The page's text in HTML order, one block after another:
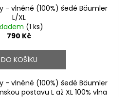
- vlněné (100%) šedé Bäumler
L/XL
(1 ks)
790 Kč
DO KOŠÍKU
- vlněné (100%) šedé Bäumler
postavu L až XL 100% vlna